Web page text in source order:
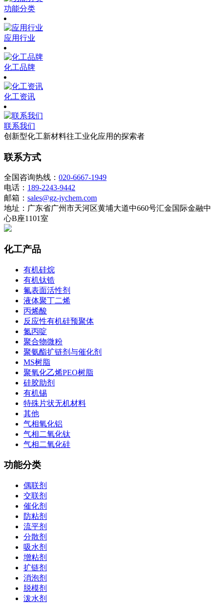
功能分类
应用行业
化工品牌
化工资讯
联系我们
创新型化工新材料往工业化应用的探索者
联系方式
全国咨询热线： 020-6667-1949
电话： 189-2243-9442
邮箱： sales@gz-jychem.com
地址：广东省广州市天河区黄埔大道中660号汇金国际金融中
心B座1101室
化工产品
有机硅烷
有机钛锆
氟表面活性剂
液体聚丁二烯
丙烯酸
反应性有机硅预聚体
氮丙啶
聚合物微粉
聚氨酯扩链剂与催化剂
MS树脂
聚氧化乙烯PEO树脂
硅胶助剂
有机锡
特殊片状无机材料
其他
气相氧化铝
气相二氧化钛
气相二氧化硅
功能分类
偶联剂
交联剂
催化剂
防粘剂
流平剂
分散剂
吸水剂
增粘剂
扩链剂
消泡剂
脱模剂
泼水剂